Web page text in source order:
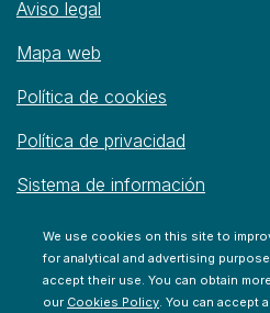
Aviso legal
Mapa web
Política de cookies
Política de privacidad
Sistema de información
We use cookies on this site to
for analytical and advertising
accept their use. You can obtain
our Cookies Policy. You can accept